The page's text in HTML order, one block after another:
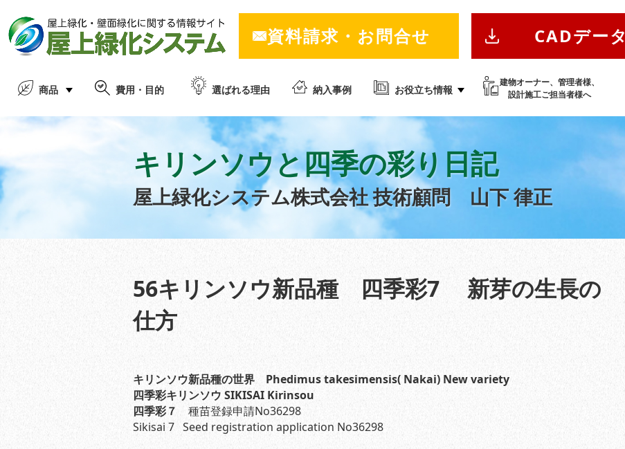
資料請求・お問合せ CADデータ
商品 費用・目的 選ばれる理由 納入事例 お役立ち情報
建物オーナー、管理者様、
設計施工ご担当者様へ
キリンソウと四季の彩り日記
屋上緑化システム株式会社技術顧問 山下 律正
56キリンソウ新品種 四季彩7 新芽の生長の
仕方
キリンソウ新品種の世界 Phedimus takesimensis( Nakai) New variety
四季彩キリンソウ SIKISAI Kirinsou
四季彩７ 種苗登録申請No36298
Sikisai 7 Seed registration application No36298